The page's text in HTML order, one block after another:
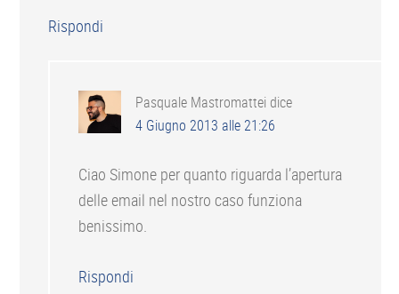
Rispondi
Pasquale Mastromattei dice
4 Giugno 2013 alle 21:26
Ciao Simone per quanto riguarda l’apertura
delle email nel nostro caso funziona
benissimo.
Rispondi